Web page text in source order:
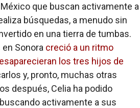
que buscan activamente a
búsquedas, a menudo sin
en una tierra de tumbas.
Sonora creció a un ritmo
los tres hijos de
y, pronto, muchas otras
después, Celia ha podido
activamente a sus